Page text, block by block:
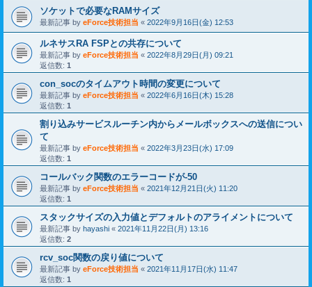
ソケットで必要なRAMサイズ
最新記事 by eForce技術担当 « 2022年9月16日(金) 12:53
ルネサスRA FSPとの共存について
最新記事 by eForce技術担当 « 2022年8月29日(月) 09:21
返信数: 1
con_socのタイムアウト時間の変更について
最新記事 by eForce技術担当 « 2022年6月16日(木) 15:28
返信数: 1
割り込みサービスルーチン内からメールボックスへの送信につい
て
最新記事 by eForce技術担当 « 2022年3月23日(水) 17:09
返信数: 1
コールバック関数のエラーコードが-50
最新記事 by eForce技術担当 « 2021年12月21日(火) 11:20
返信数: 1
スタックサイズの入力値とデフォルトのアライメントについて
最新記事 by hayashi « 2021年11月22日(月) 13:16
返信数: 2
rcv_soc関数の戻り値について
最新記事 by eForce技術担当 « 2021年11月17日(水) 11:47
返信数: 1